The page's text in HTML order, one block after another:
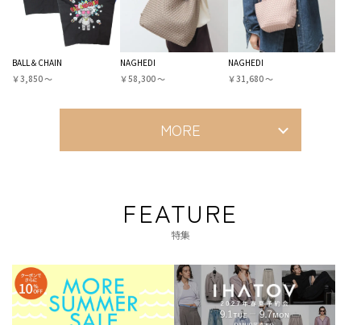
BALL＆CHAIN
￥3,850 〜
NAGHEDI
￥58,300 〜
NAGHEDI
￥31,680 〜
MORE
FEATURE
特集